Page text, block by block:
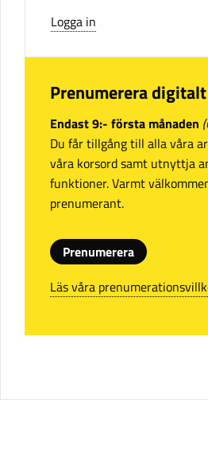
Logga in
Prenumerera digitalt
Endast 9:- första månaden
Du får tillgång till alla våra
våra korsord samt utnyttja
funktioner. Varmt
prenumerant.
Prenumerera
Läs våra